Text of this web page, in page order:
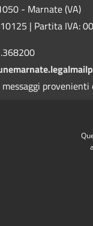
- Marnate (VA)
| Partita IVA: